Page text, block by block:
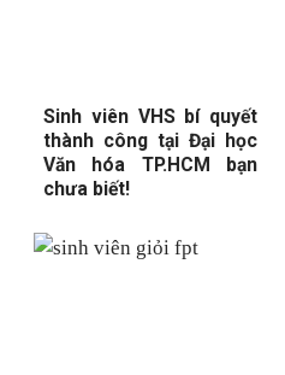
Sinh viên VHS bí quyết
thành công tại Đại học
Văn hóa TP.HCM bạn
chưa biết!